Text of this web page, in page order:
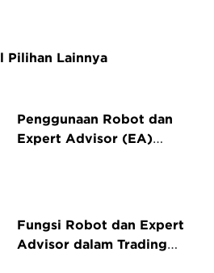
Pilihan Lainnya
Penggunaan Robot dan
Expert Advisor (EA)
Fungsi Robot dan Expert
Advisor dalam Trading